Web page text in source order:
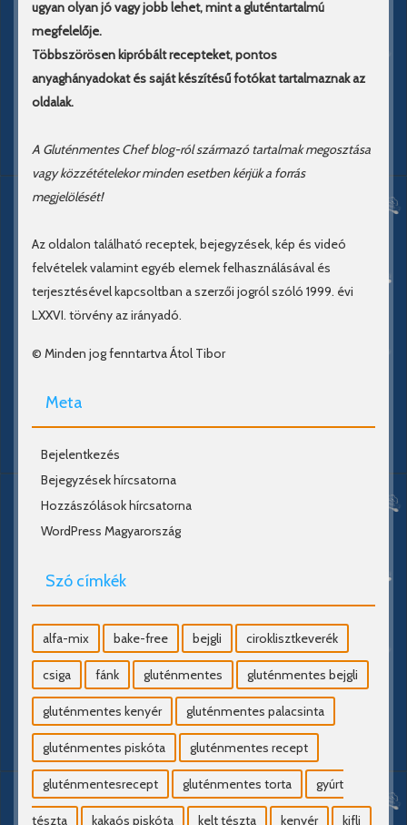
ugyan olyan jó vagy jobb lehet, mint a gluténtartalmú
megfelelője.
Többszörösen kipróbált recepteket, pontos
anyaghányadokat és saját készítésű fotókat tartalmaznak az
oldalak.
A Gluténmentes Chef blog-ról származó tartalmak megosztása
vagy közzétételekor minden esetben kérjük a forrás
megjelölését!
Az oldalon található receptek, bejegyzések, kép és videó
felvételek valamint egyéb elemek felhasználásával és
terjesztésével kapcsoltban a szerzői jogról szóló 1999. évi
LXXVI. törvény az irányadó.
© Minden jog fenntartva Átol Tibor
Meta
Bejelentkezés
Bejegyzések hírcsatorna
Hozzászólások hírcsatorna
WordPress Magyarország
Szó címkék
alfa-mix bake-free bejgli ciroklisztkeverék
csiga fánk gluténmentes gluténmentes bejgli
gluténmentes kenyér gluténmentes palacsinta
gluténmentes piskóta gluténmentes recept
gluténmentesrecept gluténmentes torta gyúrt
tészta kakaós piskóta kelt tészta kenyér kifli